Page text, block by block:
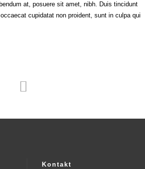
at, posuere sit amet, nibh. Duis tincidunt
cupidatat non proident, sunt in culpa qui
Kontakt